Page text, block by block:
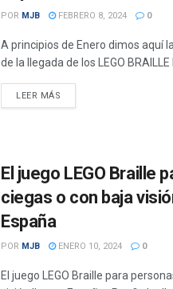
POR MJB FEBRERO 8, 2024 0
A principios de Enero dimos aquí
de la llegada de los LEGO
LEER MÁS
El juego LEGO Braille
ciegas o con baja
España
POR MJB ENERO 10, 2024 0
El juego LEGO Braille para